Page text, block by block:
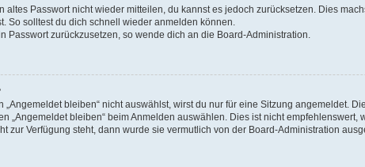
altes Passwort nicht wieder mitteilen, du kannst es jedoch zurücksetzen. Dies
So solltest du dich schnell wieder anmelden können.
Passwort zurückzusetzen, so wende dich an die Board-Administration.
bleiben“ nicht auswählst, wirst du nur für eine Sitzung angemeldet.
„Angemeldet bleiben“ beim Anmelden auswählen. Dies ist nicht
zur Verfügung steht, dann wurde sie vermutlich von der Board-Administration